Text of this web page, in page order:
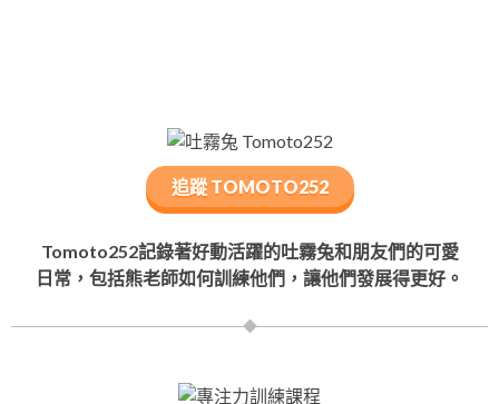
追蹤 TOMOTO252
Tomoto252記錄著好動活躍的吐霧兔和朋友們的可愛
日常，包括熊老師如何訓練他們，讓他們發展得更好。